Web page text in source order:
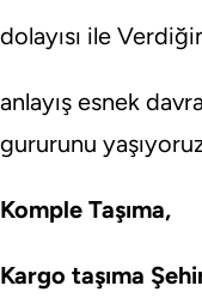
dolayısı ile
anlayış esnek
gururunu
Komple Taşıma,
Kargo taşıma